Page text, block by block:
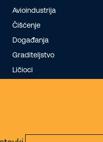
Avioindustrija
Čišćenje
Događanja
Graditeljstvo
Ličioci